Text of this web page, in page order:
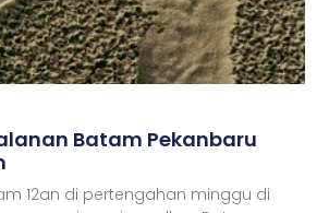
Batam Pekanbaru
12an di pertengahan minggu di